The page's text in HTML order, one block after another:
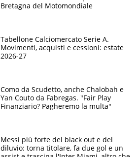
Bretagna del Motomondiale
Tabellone Calciomercato Serie A.
Movimenti, acquisti e cessioni: estate
2026-27
Como da Scudetto, anche Chalobah e
Yan Couto da Fabregas. "Fair Play
Finanziario? Pagheremo la multa"
Messi più forte del black out e del
diluvio: torna titolare, fa due gol e un